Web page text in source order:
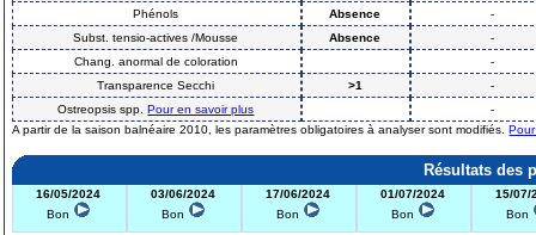
Phénols
Absence
-
Subst. tensio-actives /Mousse
Absence
-
Chang. anormal de coloration
-
Transparence Secchi
>1
-
Ostreopsis spp.Pour en savoir plus
-
A partir de la saison balnéaire 2010, les paramètres obligatoires à analyser sont modifiés.
Résultats des
16/05/2024
Bon
03/06/2024
Bon
17/06/2024
Bon
01/07/2024
Bon
15/07/
Bon